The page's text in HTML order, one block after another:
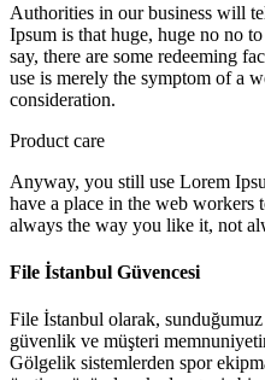
Authorities in our business will
Ipsum is that huge, huge no no
say, there are some redeeming
use is merely the symptom of a
consideration.
Product care
Anyway, you still use Lorem
have a place in the web workers
always the way you like it, not
File İstanbul Güvencesi
File İstanbul olarak,
güvenlik ve müşteri
Gölgelik sistemlerden spor